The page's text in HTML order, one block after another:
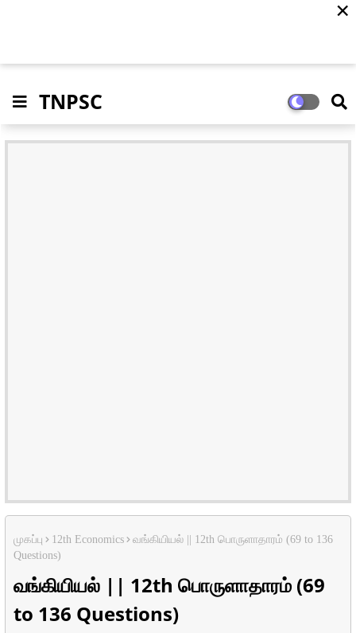
TNPSC
முகப்பு 12th Economics
வங்கியியல் || 12th பொருளாதாரம் (69 to 136
Questions)
வங்கியியல் || 12th பொருளாதாரம் (69
to 136 Questions)
✕